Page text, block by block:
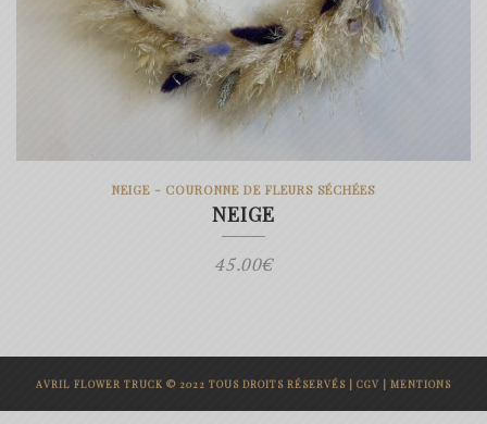
NEIGE - COURONNE DE FLEURS SÉCHÉES
NEIGE
45.00€
AVRIL FLOWER TRUCK © 2022 TOUS DROITS RÉSERVÉS | CGV MENTIONS